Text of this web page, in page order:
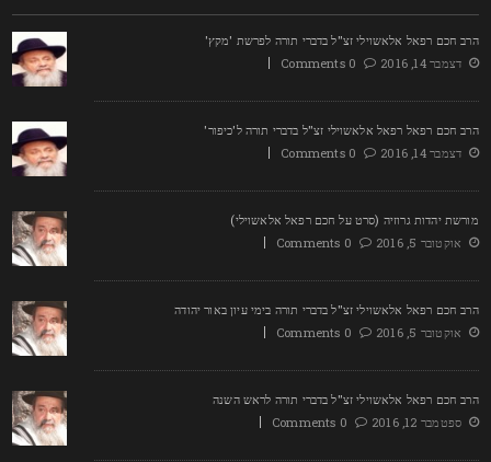
חכם רפאל אלאשוילי זצ"ל בדברי תורה לפרשת 'מקץ'
דצמבר 14, 2016
0 Comments
חכם רפאל רפאל אלאשוילי זצ"ל בדברי תורה ל'כיפור'
דצמבר 14, 2016
0 Comments
יהדות גרוזיה (סרט על חכם רפאל אלאשוילי)
אוקטובר 5, 2016
0 Comments
חכם רפאל אלאשוילי זצ"ל בדברי תורה בימי עיון באור יהודה
אוקטובר 5, 2016
0 Comments
חכם רפאל אלאשוילי זצ"ל בדברי תורה לראש השנה
ספטמבר 12, 2016
0 Comments